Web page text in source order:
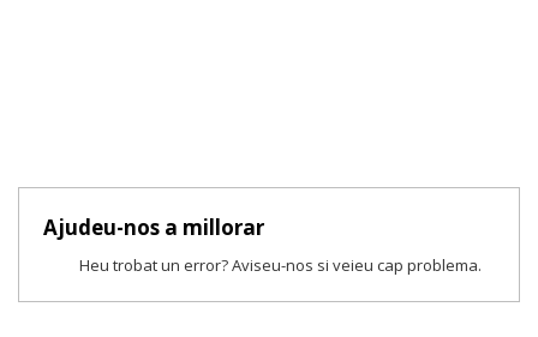
Ajudeu-nos a millorar
Heu trobat un error? Aviseu-nos si veieu cap problema.